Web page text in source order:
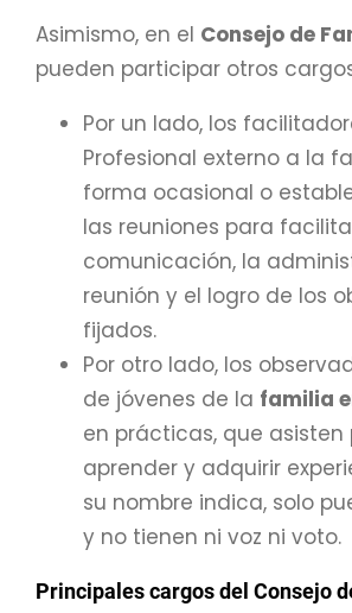
Asimismo, en el Consejo de
pueden participar otros
Por un lado, los
Profesional externo a la
forma ocasional o
las reuniones para
comunicación, la
reunión y el logro de los
fijados.
Por otro lado, los
de jóvenes de la familia
en prácticas, que asisten
aprender y adquirir
su nombre indica, solo
y no tienen ni voz ni voto.
Principales cargos del Consejo